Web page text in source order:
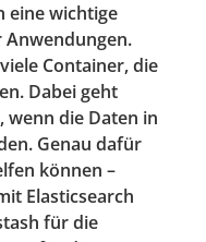
eine wichtige
Container, die
Dabei geht
die Daten in
Genau dafür
können –
Elasticsearch
für die